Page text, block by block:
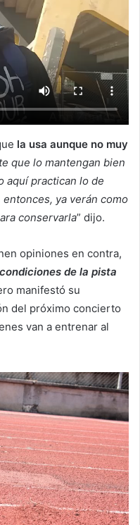
la usa aunque no muy
que lo mantengan bien
aquí practican lo de
ya verán como
conservarla” dijo.
opiniones en contra,
de la pista
manifestó su
del próximo concierto
van a entrenar al